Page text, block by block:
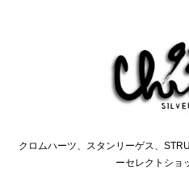
クロムハーツ、スタンリーゲス、
ーセレクトショ